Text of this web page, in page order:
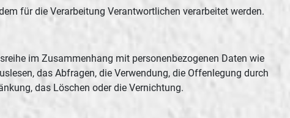
für die Verarbeitung Verantwortlichen verarbeitet werden.
im Zusammenhang mit personenbezogenen Daten wie
das Abfragen, die Verwendung, die Offenlegung durch
das Löschen oder die Vernichtung.